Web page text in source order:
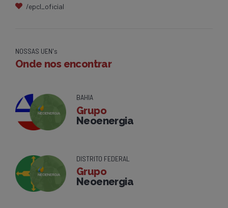
/epcl_oficial
NOSSAS UEN's
Onde nos encontrar
BAHIA
Grupo
Neoenergia
DISTRITO FEDERAL
Grupo
Neoenergia